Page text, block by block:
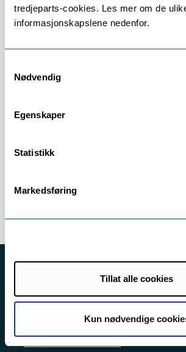
tredjeparts-cookies. Les mer om de
informasjonskapslene nedenfor.
Nødvendig
Egenskaper
Statistikk
Markedsføring
Tillat alle cookies
Kun nødvendige
Del av UBs innkjøpsteam,
bl.a. med: anbud,
og EBA)
Arbeidsområder
Alma
Si ifra!
Driftsmeldinger
Personvern ved UiT